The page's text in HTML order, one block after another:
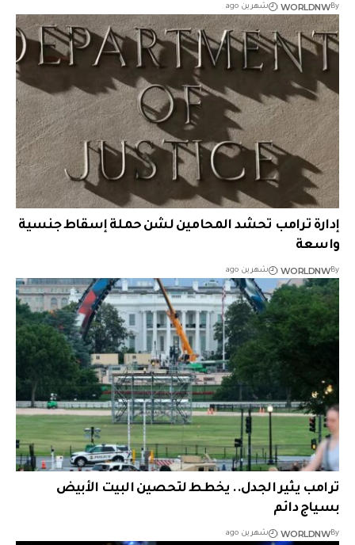
By
WORLDNW شهرين ago
إدارة ترامب تحشد المحامين لشن حملة إسقاط جنسية
واسعة
By
WORLDNW شهرين ago
ترامب يثير الجدل.. يخطط لتحصين البيت الأبيض
بسياج دائم
By
WORLDNW شهرين ago